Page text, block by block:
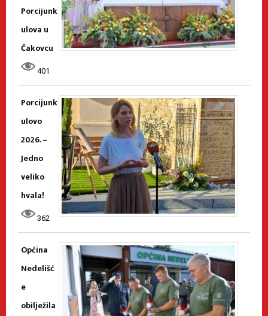
Porcijunk
ulova u
Čakovcu
401
Porcijunk
ulovo
2026. –
Jedno
veliko
hvala!
362
Općina
Nedelišć
e
obilježila